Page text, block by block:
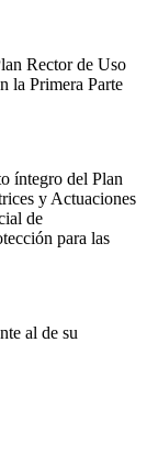
Rector de Uso
la Primera Parte
íntegro del Plan
y Actuaciones
de
para las
al de su